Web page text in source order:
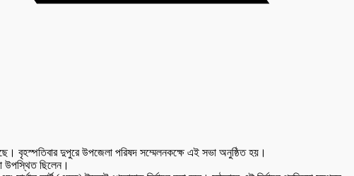
বৃহস্পতিবার দুপুরে উপজেলা পরিষদ সম্মেলনকক্ষে এই সভা অনুষ্ঠিত হয়।
উপস্থিত ছিলেন।